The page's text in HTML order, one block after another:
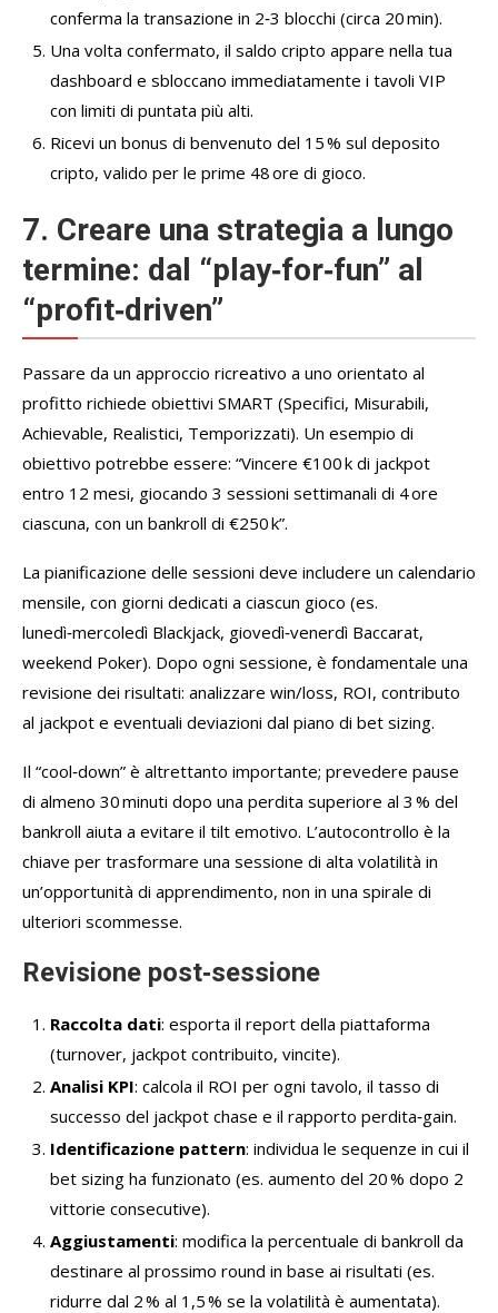
conferma la transazione in 2‑3 blocchi (circa 20 min).
Una volta confermato, il saldo cripto appare nella tua
dashboard e sbloccano immediatamente i tavoli VIP
con limiti di puntata più alti.
Ricevi un bonus di benvenuto del 15 % sul deposito
cripto, valido per le prime 48 ore di gioco.
7. Creare una strategia a lungo
termine: dal “play‑for‑fun” al
“profit‑driven”
Passare da un approccio ricreativo a uno orientato al
profitto richiede obiettivi SMART (Specifici, Misurabili,
Achievable, Realistici, Temporizzati). Un esempio di
obiettivo potrebbe essere: “Vincere €100 k di jackpot
entro 12 mesi, giocando 3 sessioni settimanali di 4 ore
ciascuna, con un bankroll di €250 k”.
La pianificazione delle sessioni deve includere un calendario
mensile, con giorni dedicati a ciascun gioco (es.
lunedì‑mercoledì Blackjack, giovedì‑venerdì Baccarat,
weekend Poker). Dopo ogni sessione, è fondamentale una
revisione dei risultati: analizzare win/loss, ROI, contributo
al jackpot e eventuali deviazioni dal piano di bet sizing.
Il “cool‑down” è altrettanto importante; prevedere pause
di almeno 30 minuti dopo una perdita superiore al 3 % del
bankroll aiuta a evitare il tilt emotivo. L’autocontrollo è la
chiave per trasformare una sessione di alta volatilità in
un’opportunità di apprendimento, non in una spirale di
ulteriori scommesse.
Revisione post‑sessione
Raccolta dati: esporta il report della piattaforma
(turnover, jackpot contribuito, vincite).
Analisi KPI: calcola il ROI per ogni tavolo, il tasso di
successo del jackpot chase e il rapporto perdita‑gain.
Identificazione pattern: individua le sequenze in cui il
bet sizing ha funzionato (es. aumento del 20 % dopo 2
vittorie consecutive).
Aggiustamenti: modifica la percentuale di bankroll da
destinare al prossimo round in base ai risultati (es.
ridurre dal 2 % al 1,5 % se la volatilità è aumentata).